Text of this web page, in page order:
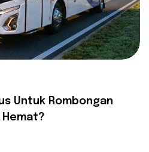
Untuk Rombongan